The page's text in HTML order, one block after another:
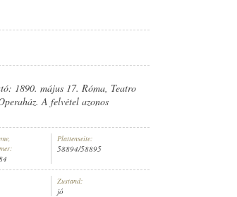
1890. május 17. Róma, Teatro
A felvétel azonos
Plattenseite:
58894/58895
Zustand:
jó